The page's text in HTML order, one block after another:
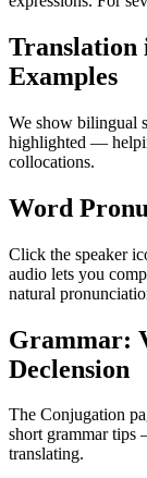
Translation
Examples
We show bilingual
highlighted —
collocations.
Word
Click the speaker
audio lets you
natural
Grammar:
Declension
The Conjugation
short grammar
translating.